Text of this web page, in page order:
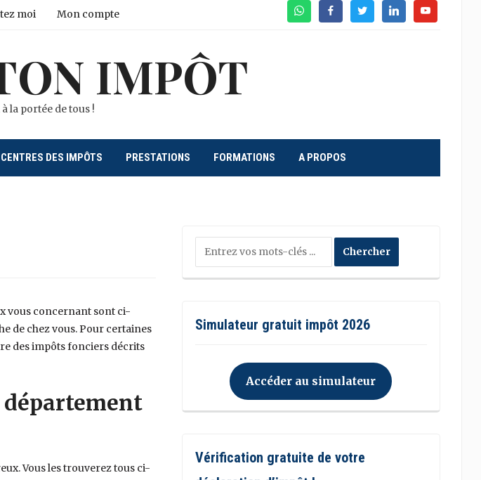
WhatsAppFacebookTwitterLinkedinYoutube
moi Mon compte
IMPÔT
la portée de tous !
DES IMPÔTS PRESTATIONS FORMATIONS A PROPOS
vous concernant sont ci-
de chez vous. Pour certaines
des impôts fonciers décrits
département
Vous les trouverez tous ci-
Simulateur gratuit impôt 2026
Accéder au simulateur
Vérification gratuite de votre